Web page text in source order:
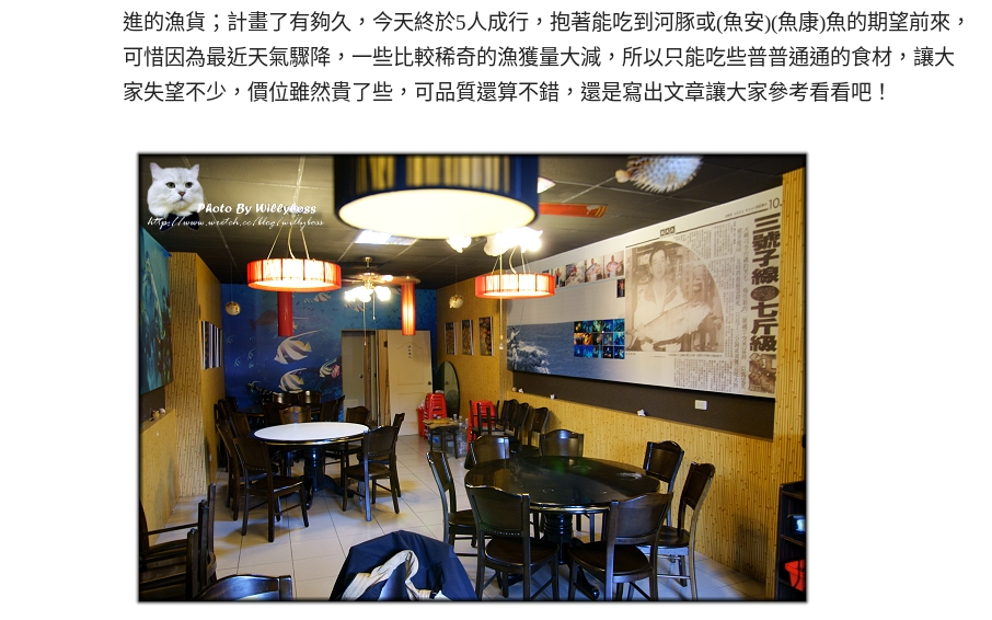
進的漁貨；計畫了有夠久，今天終於5人成行，抱著能吃到河豚或(魚安)(魚康)魚的期望前來，
可惜因為最近天氣驟降，一些比較稀奇的漁獲量大減，所以只能吃些普普通通的食材，讓大
家失望不少，價位雖然貴了些，可品質還算不錯，還是寫出文章讓大家參考看看吧！